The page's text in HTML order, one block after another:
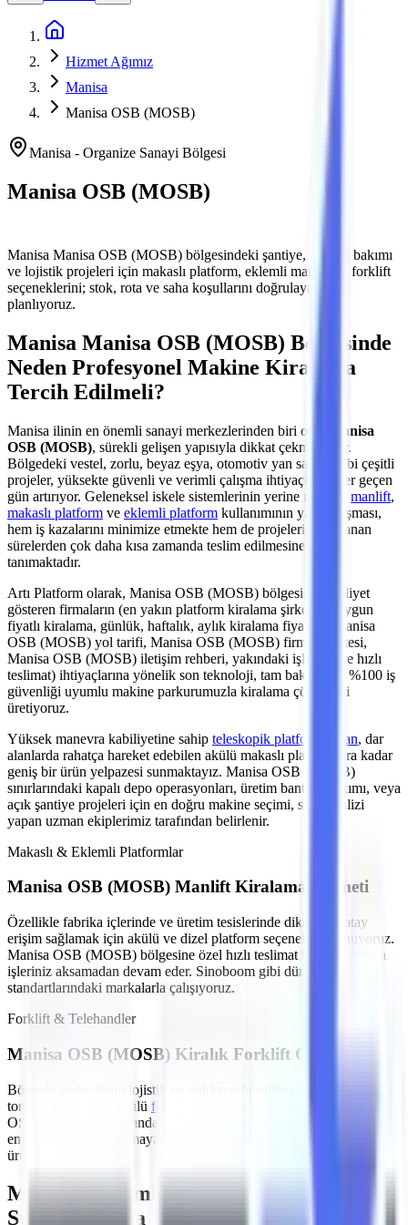
Hizmet Ağımız
Manisa
Manisa OSB (MOSB)
Manisa - Organize Sanayi Bölgesi
Manisa OSB (MOSB)
Manisa Manisa OSB (MOSB) bölgesindeki şantiye, fabrika bakımı
ve lojistik projeleri için makaslı platform, eklemli manlift ve forklift
seçeneklerini; stok, rota ve saha koşullarını doğrulayarak
planlıyoruz.
Manisa Manisa OSB (MOSB) Bölgesinde
Neden Profesyonel Makine Kiralama
Tercih Edilmeli?
Manisa ilinin en önemli sanayi merkezlerinden biri olan
Manisa
OSB (MOSB), sürekli gelişen yapısıyla dikkat çekmektedir.
Bölgedeki vestel, zorlu, beyaz eşya, otomotiv yan sanayi
gibi çeşitli
projeler, yüksekte güvenli ve verimli çalışma ihtiyaçlarını her geçen
gün artırıyor. Geleneksel iskele sistemlerinin yerine modern manlift,
makaslı platform ve eklemli platform kullanımının yaygınlaşması,
hem iş kazalarını minimize etmekte hem de projelerin planlanan
sürelerden çok daha kısa zamanda teslim edilmesine olanak
tanımaktadır.
Artı Platform olarak, Manisa OSB (MOSB) bölgesinde faaliyet
gösteren firmaların (en yakın platform kiralama şirketleri, uygun
fiyatlı kiralama, günlük, haftalık, aylık kiralama fiyatları, Manisa
OSB (MOSB) yol tarifi, Manisa OSB (MOSB) firmalar listesi,
Manisa OSB (MOSB) iletişim rehberi, yakındaki işletmelere hızlı
teslimat) ihtiyaçlarına yönelik son teknoloji, tam bakımlı ve %100 iş
güvenliği uyumlu makine parkurumuzla kiralama çözümleri
üretiyoruz.
Yüksek manevra kabiliyetine sahip teleskopik platformlardan, dar
alanlarda rahatça hareket edebilen akülü makaslı platformlara kadar
geniş bir ürün yelpazesi sunmaktayız. Manisa OSB (MOSB)
sınırlarındaki kapalı depo operasyonları, üretim bantları bakımı, veya
açık şantiye projeleri için en doğru makine seçimi, saha analizi
yapan uzman ekiplerimiz tarafından belirlenir.
Makaslı & Eklemli Platformlar
Manisa OSB (MOSB) Manlift Kiralama Hizmeti
Özellikle fabrika içlerinde ve üretim tesislerinde dikey ve yatay
erişim sağlamak için akülü ve dizel platform seçenekleri sunuyoruz.
Manisa OSB (MOSB) bölgesine özel hızlı teslimat imkanlarımızla
işleriniz aksamadan devam eder. Sinoboom gibi dünya
standartlarındaki markalarla çalışıyoruz.
Forklift & Telehandler
Manisa OSB (MOSB) Kiralık Forklift Çözümleri
Bölgede yoğunlaşan lojistik ve yükleme-boşaltma işleri
tonajlarda dizel ve akülü forklift kiralama
OSB (MOSB)
sınırlarındaki depolama tesisleri için sessiz çalışan ve
emisyon salınımı yapmayan akülü modeller en çok tercih edilen
ürünlerimizdir.
MMO Denetimli ve İş Güvenliği
Standartlarına Uygun Filo